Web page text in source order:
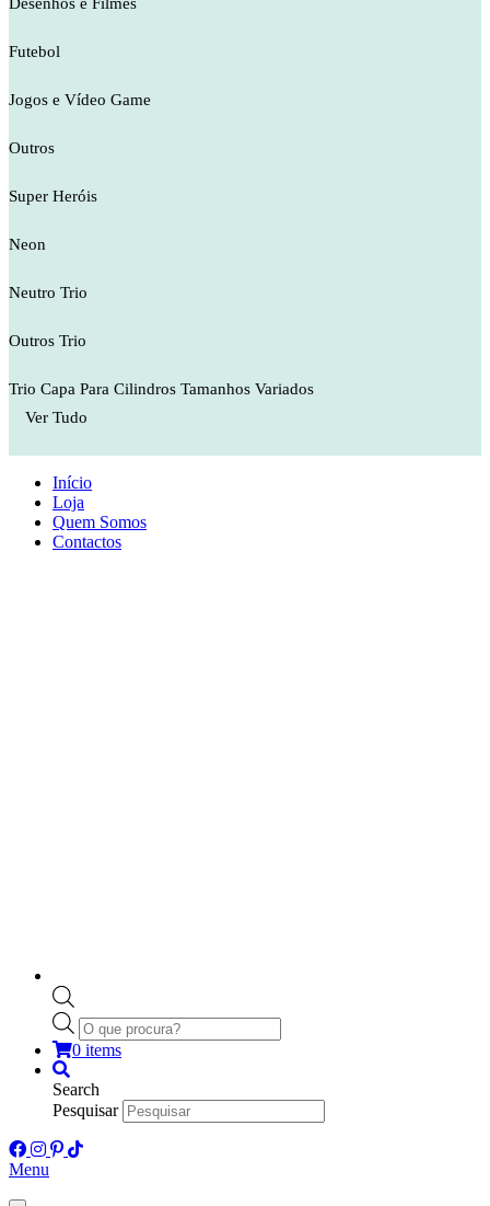
Futebol
Jogos e Vídeo Game
Outros
Super Heróis
Neon
Neutro Trio
Outros Trio
Trio Capa Para Cilindros Tamanhos Variados
Ver Tudo
Início
Loja
Quem Somos
Contactos
Products
search
0 items
Search
Pesquisar
Menu